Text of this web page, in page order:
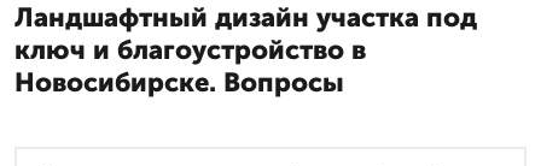
Ландшафтный дизайн участка под
ключ и благоустройство в
Новосибирске. Вопросы